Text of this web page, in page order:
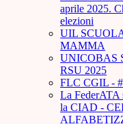
aprile 2025.
elezioni
UIL
MAMMA
UNICOBAS
RSU 2025
FLC CGIL -
La FederATA
la CIAD -